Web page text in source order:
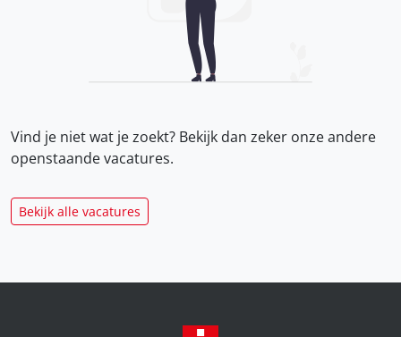
Vind je niet wat je zoekt? Bekijk dan zeker onzeandere
openstaande vacatures.
Bekijk alle vacatures